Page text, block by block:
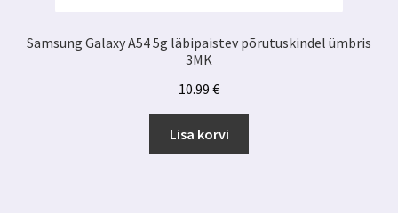
Samsung Galaxy A54 5g läbipaistev põrutuskindel ümbris
3MK
10.99 €
Lisa korvi